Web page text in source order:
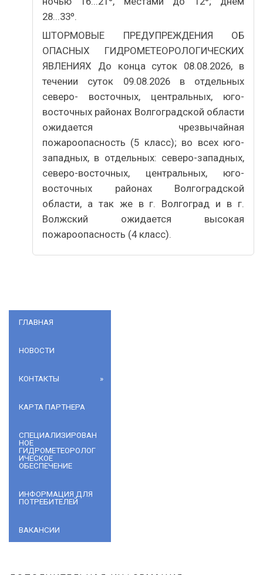
28...33º.
ШТОРМОВЫЕ ПРЕДУПРЕЖДЕНИЯ ОБ
ОПАСНЫХ ГИДРОМЕТЕОРОЛОГИЧЕСКИХ
ЯВЛЕНИЯХ До конца суток 08.08.2026, в
течении суток 09.08.2026 в отдельных
северо- восточных, центральных, юго-
восточных районах Волгоградской области
ожидается чрезвычайная
пожароопасность (5 класс); во всех юго-
западных, в отдельных: северо-западных,
северо-восточных, центральных, юго-
восточных районах Волгоградской
области, а так же в г. Волгоград и в г.
Волжский ожидается высокая
пожароопасность (4 класс).
ГЛАВНАЯ
НОВОСТИ
КОНТАКТЫ
КАРТА ПАРТНЕРА
СПЕЦИАЛИЗИРОВАН
НОЕ
ГИДРОМЕТЕОРОЛОГ
ИЧЕСКОЕ
ОБЕСПЕЧЕНИЕ
ИНФОРМАЦИЯ ДЛЯ
ПОТРЕБИТЕЛЕЙ
ВАКАНСИИ